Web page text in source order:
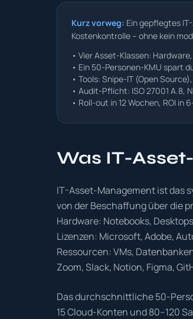
Kurz vorweg: Ein gepflegtes
Kostenkontrolle – ohne kein
• Vier Asset-Klassen:
• Ein 50-Personen-KMU spart
• Tools: Snipe-IT (Open
• Audit-Pflicht: ISO 27001 A.8,
• Roll-out in 12 Wochen, ROI
Was IT-
IT-Asset-Management ist das
von der Beschaffung über die
Hardware: Notebooks,
Lizenzen: Microsoft, Adobe,
Ressourcen: VMs,
Zoom, Slack, Notion, Figma,
Das durchschnittliche 50-
15 Cloud-Konten und 80–120